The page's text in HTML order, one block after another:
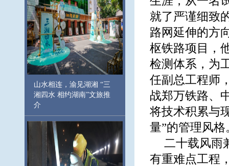
山水相连，渝见湖湘 “三
湘四水 相约湖南”文旅推
介
就了严谨细致
路网延伸的方
枢铁路项目，
检测体系，为
任副总工程师
战郑万铁路、
将技术积累与
量”的管理风格
二十载风雨
有重难点工程